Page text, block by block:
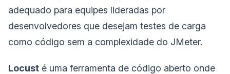
adequado para equipes lideradas por
desenvolvedores que desejam testes de carga
como código sem a complexidade do JMeter.
Locust é uma ferramenta de código aberto onde